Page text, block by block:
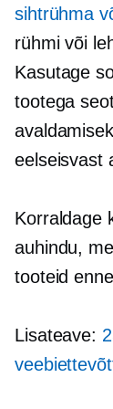
sihtrühma
rühmi või
Kasutage
tootega
eelseisvast
Korraldage
auhindu,
tooteid
Lisateave: